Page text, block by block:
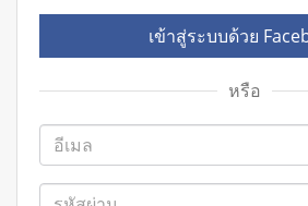
เข้าสู่ระบบด้วย
หรือ